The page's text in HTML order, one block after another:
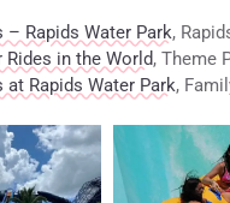
– Rapids Water Park,
Rides in the World, Theme
at Rapids Water Park,